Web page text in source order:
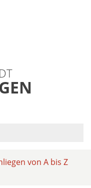
von A bis Z